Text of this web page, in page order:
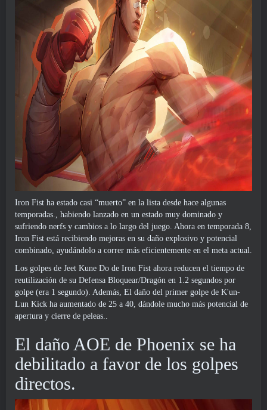
Iron Fist ha estado casi “muerto” en la lista desde hace algunas
temporadas., habiendo lanzado en un estado muy dominado y
sufriendo nerfs y cambios a lo largo del juego. Ahora en temporada 8,
Iron Fist está recibiendo mejoras en su daño explosivo y potencial
combinado, ayudándolo a correr más eficientemente en el meta actual.
Los golpes de Jeet Kune Do de Iron Fist ahora reducen el tiempo de
reutilización de su Defensa Bloquear/Dragón en 1.2 segundos por
golpe (era 1 segundo). Además, El daño del primer golpe de K'un-
Lun Kick ha aumentado de 25 a 40, dándole mucho más potencial de
apertura y cierre de peleas..
El daño AOE de Phoenix se ha
debilitado a favor de los golpes
directos.